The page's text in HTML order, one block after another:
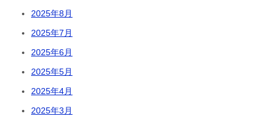
2025年8月
2025年7月
2025年6月
2025年5月
2025年4月
2025年3月